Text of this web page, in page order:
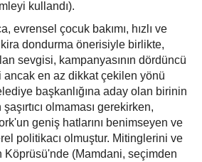
kullandı).
evrensel çocuk bakımı, hızlı ve
dondurma önerisiyle birlikte,
sevgisi, kampanyasının dördüncü
en az dikkat çekilen yönü
başkanlığına aday olan birinin
olmaması gerekirken,
geniş hatlarını benimseyen ve
politikacı olmuştur. Mitinglerini ve
(Mamdani, seçimden